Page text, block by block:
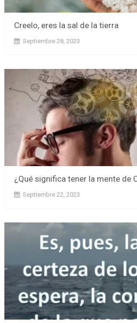
Creelo, eres la sal de la tierra
Septiembre 28, 2023
¿Qué significa tener la mente de
Septiembre 22, 2023